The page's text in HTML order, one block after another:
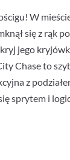
W
się z rąk
jego
Chase to
z
sprytem i